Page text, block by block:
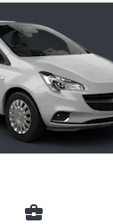
business_center